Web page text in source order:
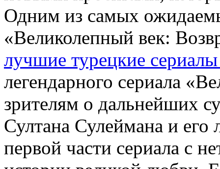
Одним из самых
«Великолепный век:
лучшие турецкие
легендарного сериала
зрителям о дальнейших
Султана Сулеймана и
первой части сериала с